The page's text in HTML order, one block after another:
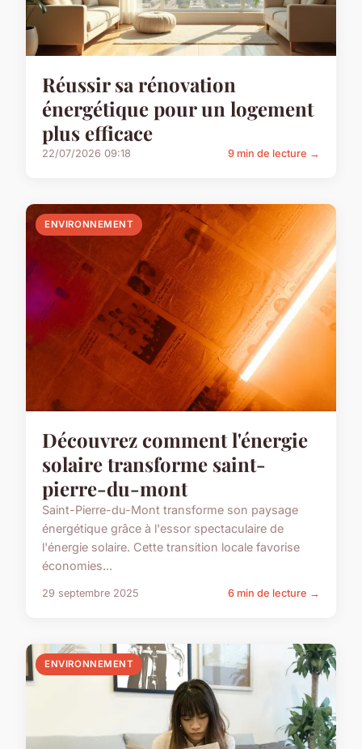
Réussir sa rénovation
énergétique pour un logement
plus efficace
22/07/2026 09:18 9 min de lecture →
ENVIRONNEMENT
Découvrez comment l'énergie
solaire transforme saint-
pierre-du-mont
Saint-Pierre-du-Mont transforme son paysage
énergétique grâce à l'essor spectaculaire de
l'énergie solaire. Cette transition locale favorise
économies...
29 septembre 2025 6 min de lecture →
ENVIRONNEMENT